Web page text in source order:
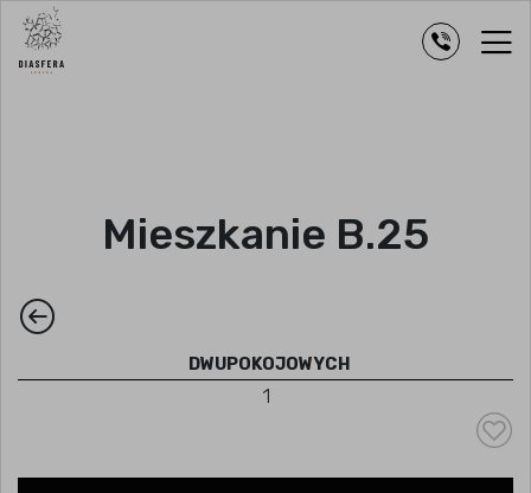
Mieszkanie B.25
DWUPOKOJOWYCH
1